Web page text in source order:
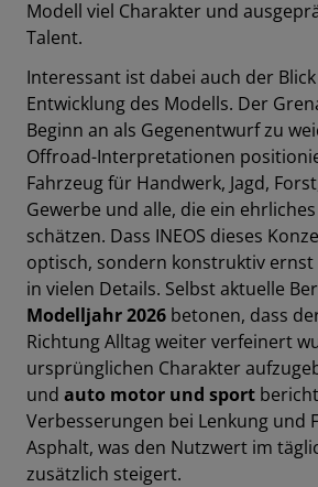
Modell viel Charakter und
Talent.
Interessant ist dabei auch der
Entwicklung des Modells. Der
Beginn an als Gegenentwurf zu
Offroad-Interpretationen
Fahrzeug für Handwerk, Jagd,
Gewerbe und alle, die ein
schätzen. Dass INEOS dieses
optisch, sondern konstruktiv
in vielen Details. Selbst aktuelle
Modelljahr 2026 betonen, dass
Richtung Alltag weiter verfeinert
ursprünglichen Charakter
und auto motor und sport
Verbesserungen bei Lenkung und
Asphalt, was den Nutzwert im
zusätzlich steigert.